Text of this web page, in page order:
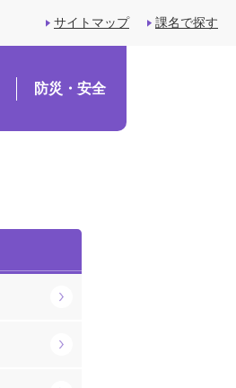
サイトマップ 課名で探す
防災・安全